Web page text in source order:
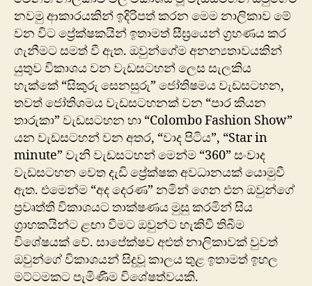
නවමු ආකාරයකින් ඉදිරිපත් කරන මෙම නාලිකාව මේ
වන විට ප්‍රේක්ෂකයින් ඉතාමත් සීඝ්‍රයෙන් ග්‍රහණය කර
ගැනීමට සමත් වී ඇත. ඔවු‍න්ගේම අනන්‍යතාවයකින්
යුතුව විකාශය වන වැඩසටහන් ලෙස සැලකිය
හැක්කේ “සිකුරු සෙනසුරු” ජෝතිෂමය වැඩසටහන,
තවත් ජෝතිශමය වැඩසටහනක් වන “පාර කියන
තාරුකා” වැඩසටහන හා “Colombo Fashion Show”
යන වැඩසටහන් වන අතර, “වාද පිටිය”, “Star in
minute” වැනි වැඩසටහන් මෙන්ම “360” සංවාද
වැඩසටහන වෙත දැඩි ප්‍රේක්ෂක අවධානයක් යොමුවී
ඇත. එමෙන්ම “අද දෙරණ” නමින් ගෙන එන ඔවුන්ගේ
ප්‍රවෘත්ති විකාශයට තාක්ෂණය මුසු කරමින් සිය
ග්‍රාහකයින්ට ළඟා වීමට ඔවුන්ට හැකිවී ති‍බීම
විශේෂයක් වේ. සාපේක්ෂව අළුත් නාලිකාවක් වුවත්
ඔවුන්ගේ විකාශයන් සිදුවූ කාලය තුළ ඉතාමත් ඉහල
මට්ටමකට පැමිණීම විශේෂත්වයකි.